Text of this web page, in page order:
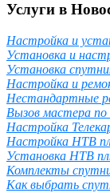
Услуги в
Настройка и
Установка и
Установка
Настройка и
Нестандартные
Вызов мастера по
Настройка
Настройка НТВ
Установка НТВ
Комплекты
Как выбрать